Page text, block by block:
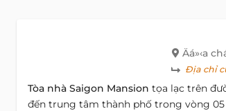
Äá»‹a
Địa chỉ
Tòa nhà Saigon Mansion tọa lạc trên
đến trung tâm thành phố trong vòng